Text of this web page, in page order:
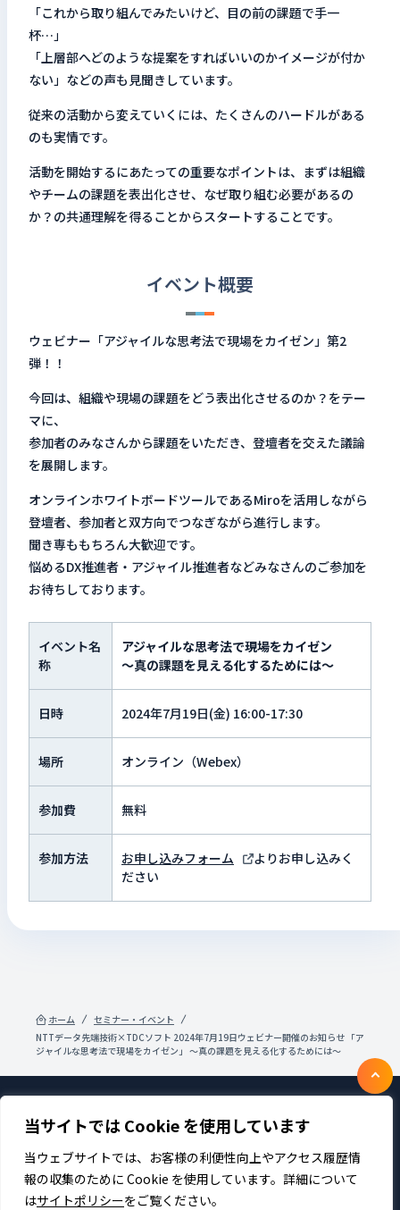
当サイトでは Cookie を使用しています
当ウェブサイトでは、お客様の利便性向上やアクセス履歴情
報の収集のために Cookie を使用しています。詳細について
はサイトポリシーをご覧ください。
「これから取り組んでみたいけど、目の前の課題で手一
杯…」
「上層部へどのような提案をすればいいのかイメージが付か
ない」などの声も見聞きしています。
従来の活動から変えていくには、たくさんのハードルがある
のも実情です。
活動を開始するにあたっての重要なポイントは、まずは組織
やチームの課題を表出化させ、なぜ取り組む必要があるの
か？の共通理解を得ることからスタートすることです。
イベント概要
ウェビナー「アジャイルな思考法で現場をカイゼン」第2
弾！！
今回は、組織や現場の課題をどう表出化させるのか？をテー
マに、
参加者のみなさんから課題をいただき、登壇者を交えた議論
を展開します。
オンラインホワイトボードツールであるMiroを活用しながら
登壇者、参加者と双方向でつなぎながら進行します。
聞き専ももちろん大歓迎です。
悩めるDX推進者・アジャイル推進者などみなさんのご参加を
お待ちしております。
イベント名
称
アジャイルな思考法で現場をカイゼン
～真の課題を見える化するためには〜
日時 2024年7月19日(金) 16:00-17:30
場所 オンライン（Webex）
参加費 無料
参加方法 お申し込みフォーム
よりお申し込みく
ださい
ホーム
セミナー・イベント
NTTデータ先端技術×TDCソフト 2024年7月19日ウェビナー開催のお知らせ 「ア
ジャイルな思考法で現場をカイゼン」 ～真の課題を見える化するためには〜
製品・サービス 企業情報
採用
IR情報
ニュース
サステナビリティ
プライバシーポリシー
お問い合わせ